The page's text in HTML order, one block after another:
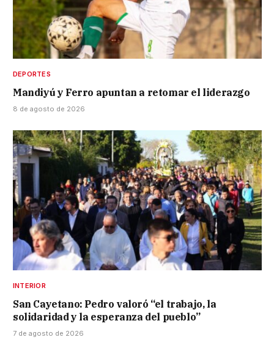
DEPORTES
Mandiyú y Ferro apuntan a retomar el liderazgo
8 de agosto de 2026
INTERIOR
San Cayetano: Pedro valoró “el trabajo, la
solidaridad y la esperanza del pueblo”
7 de agosto de 2026